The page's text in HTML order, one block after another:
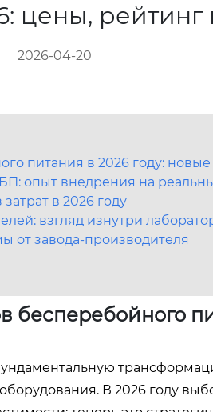
рейтинг
2026-04-20
питания в 2026 году:
опыт внедрения на
в 2026 году
взгляд изнутри
от завода-производителя
В 2026 году